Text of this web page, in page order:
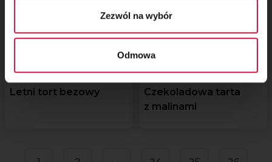
Zezwól na wybór
Odmowa
Letni tort bezowy
Czekoladowa tarta
z malinami